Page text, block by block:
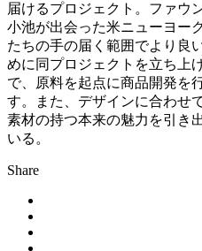
届けるプロジェクト。ファウ
小池が出会った米ニューヨー
たちの手の届く範囲でより良
めに同プロジェクトを立ち上
で、原料を起点に商品開発を
す。また、デザインに合わせ
素材の持つ本来の魅力を引き
いる。
Share